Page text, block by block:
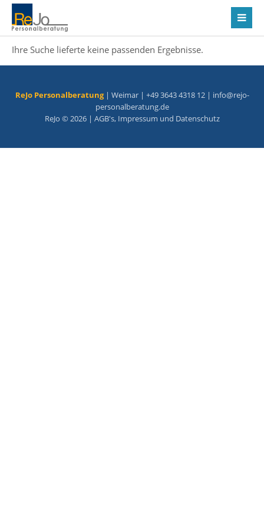
Ihre Suche lieferte keine passenden Ergebnisse.
ReJo Personalberatung| Weimar | +49 3643 4318 12 | info@rejo-
personalberatung.de
ReJo © 2026 | AGB's, Impressum und Datenschutz